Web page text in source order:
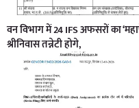
वन विभाग में 24 IFS अफसरों का
श्रीनिवास तन्नेटी होगे,